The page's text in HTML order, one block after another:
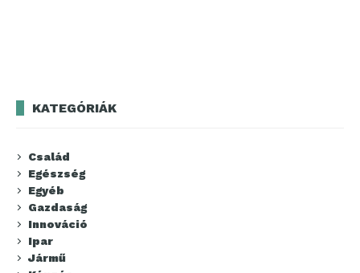
KATEGÓRIÁK
Család
Egészség
Egyéb
Gazdaság
Innováció
Ipar
Jármű